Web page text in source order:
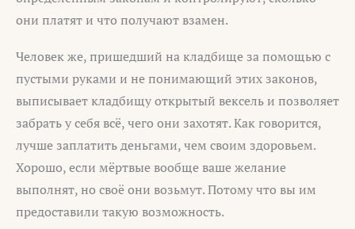
они платят и что получают взамен.
Человек же, пришедший на кладбище за помощью с
пустыми руками и не понимающий этих законов,
выписывает кладбищу открытый вексель и позволяет
забрать у себя всё, чего они захотят. Как говорится,
лучше заплатить деньгами, чем своим здоровьем.
Хорошо, если мёртвые вообще ваше желание
выполнят, но своё они возьмут. Потому что вы им
предоставили такую возможность.